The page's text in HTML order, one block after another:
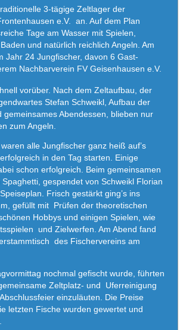
3-tägige Zeltlager der
e.V.
an. Auf dem Plan
Tage am Wasser mit Spielen,
und natürlich reichlich Angeln. Am
Jahr 24 Jungfischer, davon 6 Gast-
Nachbarverein FV Geisenhausen e.V.
vorüber. Nach dem Zeltaufbau, der
Stefan Schweikl, Aufbau der
gemeinsames Abendessen, blieben nur
zum Angeln.
alle Jungfischer ganz heiß auf’s
in den Tag starten. Einige
schon erfolgreich. Beim gemeinsamen
gespendet von Schweikl Florian
Frisch gestärkt ging’s ins
gefüllt mit Prüfen der theoretischen
Hobbys und einigen Spielen, wie
und Zielwerfen. Am Abend fand
des Fischervereins am
nochmal gefischt wurde, führten
Zeltplatz- und
Uferreinigung
einzuläuten. Die Preise
letzten Fische wurden gewertet und